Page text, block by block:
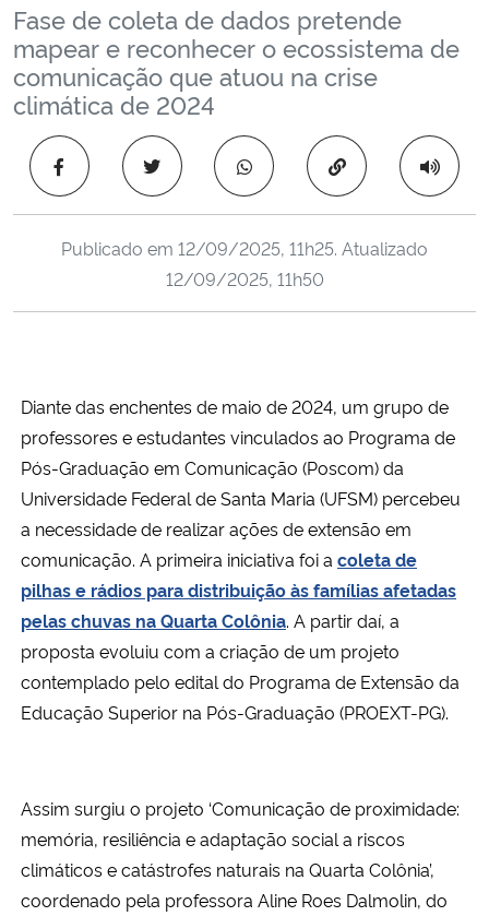
Ministério da Cidadania
Ministério da Saúde
Ministério de Minas e Energia
Ministério da Ciência, Tecnologia, Inovações e Comunicações
Ministério do Meio Ambiente
Ministério do Turismo
Controladoria-Geral da União
Ministério da Mulher, da Família e dos Direitos Humanos
Secretaria de Governo
Gabinete de Segurança Institucional
Advocacia-Geral da União
Planalto
Fase de coleta de dados pretende
mapear e reconhecer o ecossistema de
comunicação que atuou na crise
climática de 2024
Copiar para área
Publicado em 12/09/2025, 11h25. Atualizado
12/09/2025, 11h50
Diante das enchentes de maio de 2024, um grupo de
professores e estudantes vinculados ao Programa de
Pós-Graduação em Comunicação (Poscom) da
Universidade Federal de Santa Maria (UFSM) percebeu
a necessidade de realizar ações de extensão em
comunicação. A primeira iniciativa foi a coleta de
pilhas e rádios para distribuição às famílias afetadas
pelas chuvas na Quarta Colônia. A partir daí, a
proposta evoluiu com a criação de um projeto
contemplado pelo edital do Programa de Extensão da
Educação Superior na Pós-Graduação (PROEXT-PG).
Assim surgiu o projeto ‘Comunicação de proximidade:
memória, resiliência e adaptação social a riscos
climáticos e catástrofes naturais na Quarta Colônia’,
coordenado pela professora Aline Roes Dalmolin, do